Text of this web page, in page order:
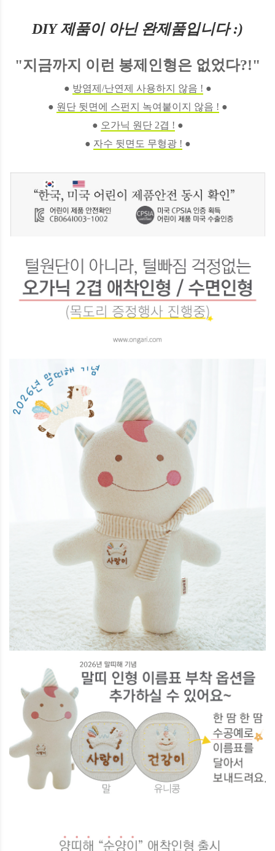
DIY 제품이 아닌 완제품입니다 :)
"지금까지 이런 봉제인형은 없었다?!"
● 방염제/난연제 사용하지 않음 ! ●
● 원단 뒷면에 스펀지 녹여붙이지 않음 ! ●
● 오가닉 원단 2겹 ! ●
● 자수 뒷면도 무형광 ! ●